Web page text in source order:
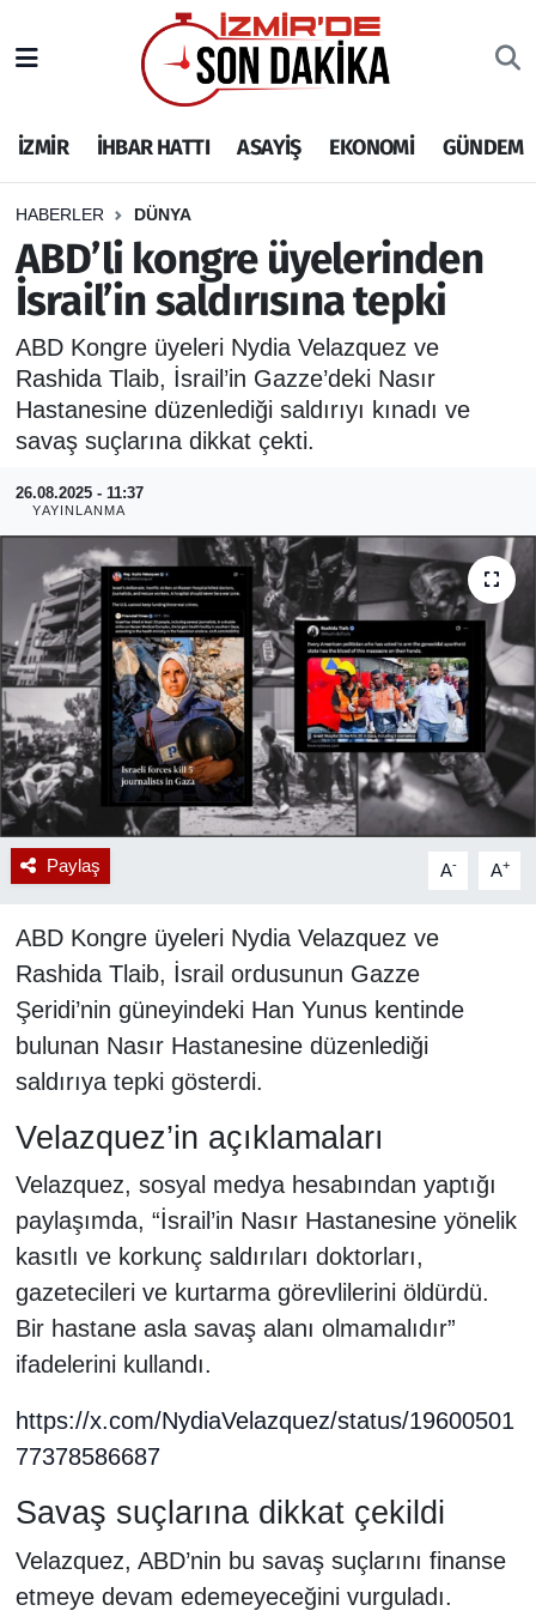
İZMİR İHBAR HATTI ASAYİŞ EKONOMİ GÜNDEM
HABERLER DÜNYA
ABD’li kongre üyelerinden
İsrail’in saldırısına tepki
ABD Kongre üyeleri Nydia Velazquez ve
Rashida Tlaib, İsrail’in Gazze’deki Nasır
Hastanesine düzenlediği saldırıyı kınadı ve
savaş suçlarına dikkat çekti.
26.08.2025 - 11:37
YAYINLANMA
Paylaş A- A+
ABD Kongre üyeleri Nydia Velazquez ve
Rashida Tlaib, İsrail ordusunun Gazze
Şeridi’nin güneyindeki Han Yunus kentinde
bulunan Nasır Hastanesine düzenlediği
saldırıya tepki gösterdi.
Velazquez’in açıklamaları
Velazquez, sosyal medya hesabından yaptığı
paylaşımda, “İsrail’in Nasır Hastanesine yönelik
kasıtlı ve korkunç saldırıları doktorları,
gazetecileri ve kurtarma görevlilerini öldürdü.
Bir hastane asla savaş alanı olmamalıdır”
ifadelerini kullandı.
https://x.com/NydiaVelazquez/status/19600501
77378586687
Savaş suçlarına dikkat çekildi
Velazquez, ABD’nin bu savaş suçlarını finanse
etmeye devam edemeyeceğini vurguladı.
İHBAR HATTI
DEPREM
GENEL
EKONOMİ
SİYASET
SPOR
ASAYİŞ
RESMİ REKLAM
İzmir Nöbetçi Eczaneler
İzmir Hava Durumu
İzmir Namaz Vakitleri
İzmir Trafik Yoğunluk Haritası
Puan Durumu ve Fikstür
Tüm Manşetler
Son Dakika Haberleri
Haber Arşivi